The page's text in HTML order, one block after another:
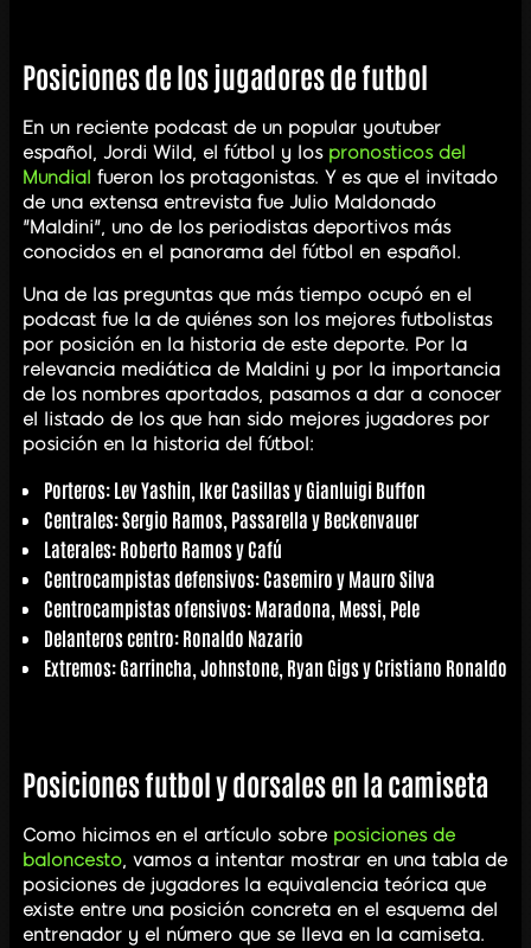
Posiciones de los jugadores de futbol
En un reciente podcast de un popular youtuber
español, Jordi Wild, el fútbol y los pronosticos del
Mundial fueron los protagonistas. Y es que el invitado
de una extensa entrevista fue Julio Maldonado
"Maldini", uno de los periodistas deportivos más
conocidos en el panorama del fútbol en español.
Una de las preguntas que más tiempo ocupó en el
podcast fue la de quiénes son los mejores futbolistas
por posición en la historia de este deporte. Por la
relevancia mediática de Maldini y por la importancia
de los nombres aportados, pasamos a dar a conocer
el listado de los que han sido mejores jugadores por
posición en la historia del fútbol:
Porteros: Lev Yashin, Iker Casillas y Gianluigi Buffon
Centrales: Sergio Ramos, Passarella y Beckenvauer
Laterales: Roberto Ramos y Cafú
Centrocampistas defensivos: Casemiro y Mauro Silva
Centrocampistas ofensivos: Maradona, Messi, Pele
Delanteros centro: Ronaldo Nazario
Extremos: Garrincha, Johnstone, Ryan Gigs y Cristiano Ronaldo
Posiciones futbol y dorsales en la camiseta
Como hicimos en el artículo sobre posiciones de
baloncesto, vamos a intentar mostrar en una tabla de
posiciones de jugadores la equivalencia teórica que
existe entre una posición concreta en el esquema del
entrenador y el número que se lleva en la camiseta.